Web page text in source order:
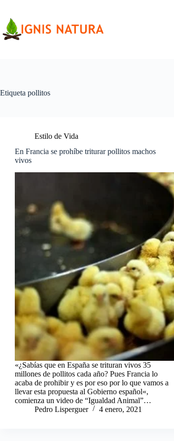
contenido
Etiqueta pollitos
Estilo de Vida
En Francia se prohíbe triturar pollitos machos
vivos
«¿Sabías que en España se trituran vivos 35
millones de pollitos cada año? Pues Francia lo
acaba de prohibir y es por eso por lo que vamos a
llevar esta propuesta al Gobierno español«,
comienza un video de “Igualdad Animal”…
Pedro Lisperguer
4 enero, 2021